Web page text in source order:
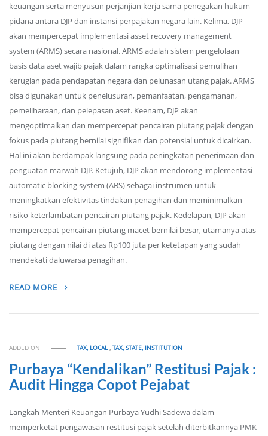
keuangan serta menyusun perjanjian kerja sama penegakan hukum
pidana antara DJP dan instansi perpajakan negara lain. Kelima, DJP
akan mempercepat implementasi asset recovery management
system (ARMS) secara nasional. ARMS adalah sistem pengelolaan
basis data aset wajib pajak dalam rangka optimalisasi pemulihan
kerugian pada pendapatan negara dan pelunasan utang pajak. ARMS
bisa digunakan untuk penelusuran, pemanfaatan, pengamanan,
pemeliharaan, dan pelepasan aset. Keenam, DJP akan
mengoptimalkan dan mempercepat pencairan piutang pajak dengan
fokus pada piutang bernilai signifikan dan potensial untuk dicairkan.
Hal ini akan berdampak langsung pada peningkatan penerimaan dan
penguatan marwah DJP. Ketujuh, DJP akan mendorong implementasi
automatic blocking system (ABS) sebagai instrumen untuk
meningkatkan efektivitas tindakan penagihan dan meminimalkan
risiko keterlambatan pencairan piutang pajak. Kedelapan, DJP akan
mempercepat pencairan piutang macet bernilai besar, utamanya atas
piutang dengan nilai di atas Rp100 juta per ketetapan yang sudah
mendekati daluwarsa penagihan.
READ MORE
ADDED ON TAX, LOCAL,TAX, STATE, INSTITUTION
Purbaya “Kendalikan” Restitusi Pajak :
Audit Hingga Copot Pejabat
Langkah Menteri Keuangan Purbaya Yudhi Sadewa dalam
memperketat pengawasan restitusi pajak setelah diterbitkannya PMK